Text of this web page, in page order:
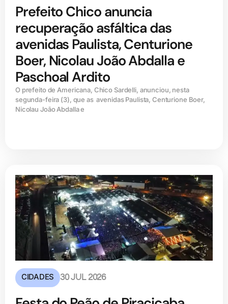
Prefeito Chico anuncia
recuperação asfáltica das
avenidas Paulista, Centurione
Boer, Nicolau João Abdalla e
Paschoal Ardito
O prefeito de Americana, Chico Sardelli, anunciou, nesta
segunda-feira (3), que as avenidas Paulista, Centurione Boer,
Nicolau João Abdalla e
CIDADES 30 JUL 2026